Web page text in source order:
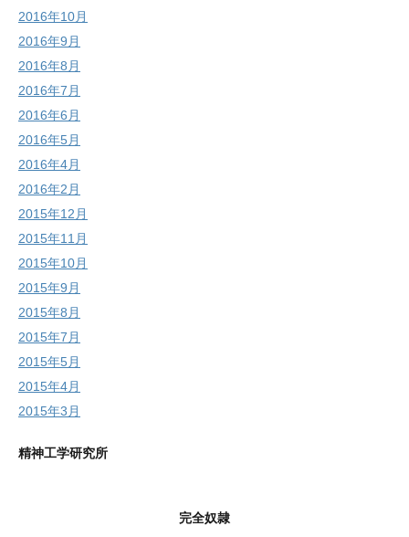
2016年10月
2016年9月
2016年8月
2016年7月
2016年6月
2016年5月
2016年4月
2016年2月
2015年12月
2015年11月
2015年10月
2015年9月
2015年8月
2015年7月
2015年5月
2015年4月
2015年3月
精神工学研究所
完全奴隷